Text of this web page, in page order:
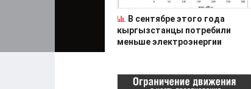
В сентябре этого года
кыргызстанцы потребили
меньше электроэнергии